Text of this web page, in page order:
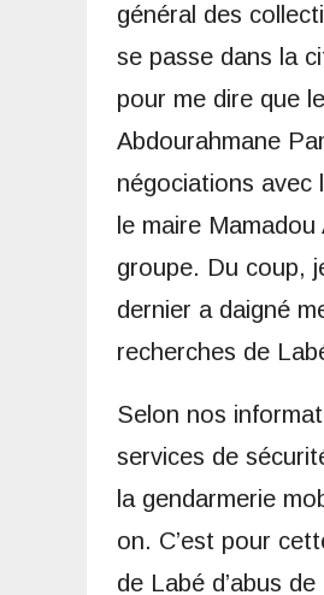
général des
se passe dans la
pour me dire que
Abdourahmane
négociations avec
le maire
groupe. Du coup,
dernier a daigné
recherches de
Selon nos
services de
la gendarmerie
on. C’est pour
de Labé d’abus